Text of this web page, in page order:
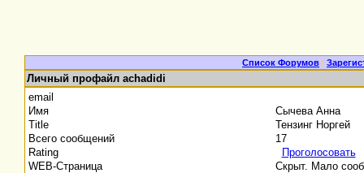
Список Форумов |
Личный профайл achadidi
email
Имя
Сычева Анна
Title
Тензинг Норгей
Всего сообщений
17
Rating
Проголосовать
WEB-Страница
Скрыт. Мало